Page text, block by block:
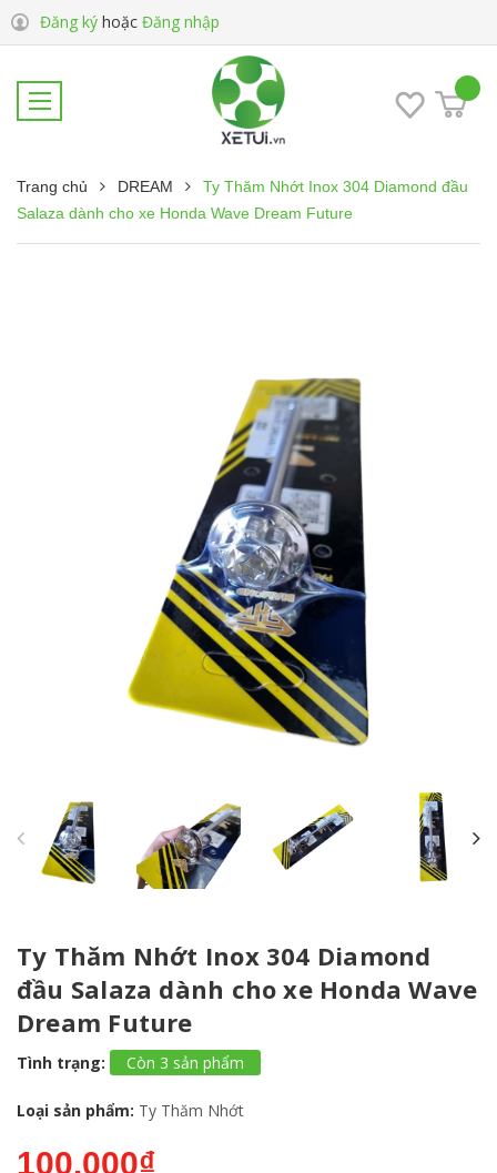
Đăng ký hoặc Đăng nhập
Trang chủ DREAM
Ty Thăm Nhớt Inox 304 Diamond đầu
Salaza dành cho xe Honda Wave Dream Future
Ty Thăm Nhớt Inox 304 Diamond
đầu Salaza dành cho xe Honda Wave
Dream Future
Tình trạng: Còn 3 sản phẩm
Loại sản phẩm: Ty Thăm Nhớt
100.000₫